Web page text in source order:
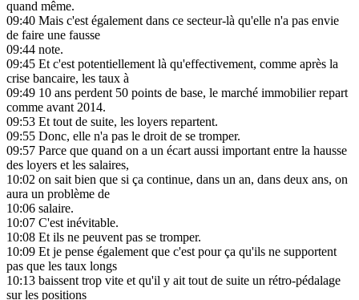
quand même.
09:40 Mais c'est également dans ce secteur-là qu'elle n'a pas envie
de faire une fausse
09:44 note.
09:45 Et c'est potentiellement là qu'effectivement, comme après la
crise bancaire, les taux à
09:49 10 ans perdent 50 points de base, le marché immobilier repart
comme avant 2014.
09:53 Et tout de suite, les loyers repartent.
09:55 Donc, elle n'a pas le droit de se tromper.
09:57 Parce que quand on a un écart aussi important entre la hausse
des loyers et les salaires,
10:02 on sait bien que si ça continue, dans un an, dans deux ans, on
aura un problème de
10:06 salaire.
10:07 C'est inévitable.
10:08 Et ils ne peuvent pas se tromper.
10:09 Et je pense également que c'est pour ça qu'ils ne supportent
pas que les taux longs
10:13 baissent trop vite et qu'il y ait tout de suite un rétro-pédalage
sur les positions